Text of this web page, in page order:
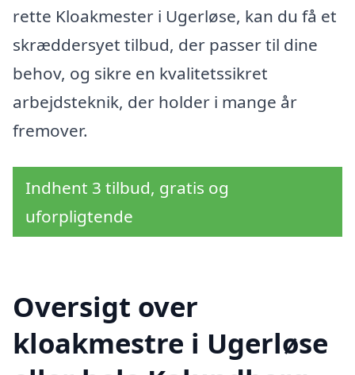
rette Kloakmester i Ugerløse, kan du få et
skræddersyet tilbud, der passer til dine
behov, og sikre en kvalitetssikret
arbejdsteknik, der holder i mange år
fremover.
Indhent 3 tilbud, gratis og
uforpligtende
Oversigt over
kloakmestre i Ugerløse